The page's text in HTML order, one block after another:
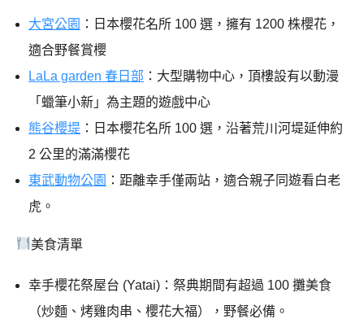
大宮公園 ：日本櫻花名所 100 選，擁有 1200 株櫻花，
適合野餐賞櫻
LaLa garden 春日部 ：大型購物中心，頂樓設有以動漫
「蠟筆小新」為主題的遊戲中心
熊谷櫻堤 ：日本櫻花名所 100 選，沿著荒川河堤延伸約
2 公里的滿滿櫻花
東武動物公園 ：距離幸手僅兩站，適合親子同遊看白老
虎。
美食清單
幸手櫻花祭屋台 (Yatai)：祭典期間有超過 100 攤美食
（炒麵、烤雞肉串、櫻花大福），野餐必備。